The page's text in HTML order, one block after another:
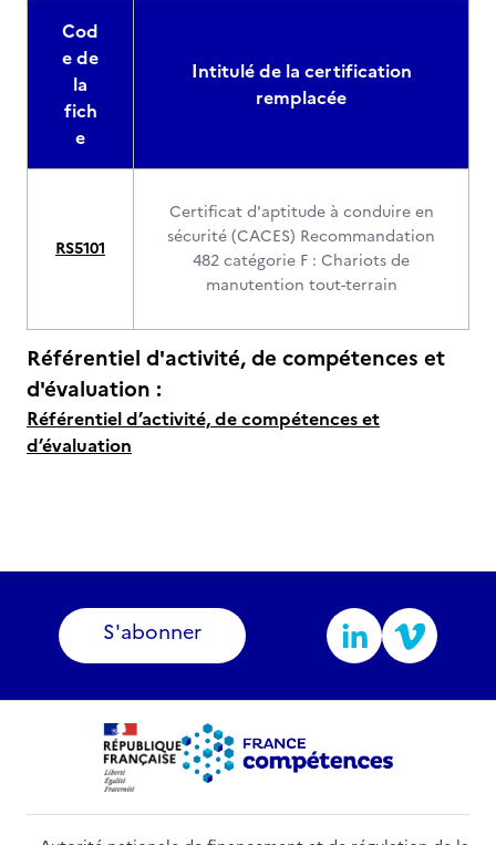
Cod
e de
la
fich
e
Intitulé de la certification
remplacée
RS5101
Certificat d'aptitude à conduire en
sécurité (CACES) Recommandation
482 catégorie F : Chariots de
manutention tout-terrain
Référentiel d'activité, de compétences et
d'évaluation :
Référentiel d’activité, de compétences et
d’évaluation
S'abonner